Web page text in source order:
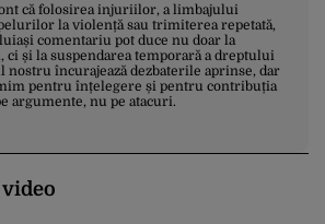
că folosirea injuriilor, a limbajului
la violență sau trimiterea repetată,
comentariu pot duce nu doar la
ci și la suspendarea temporară a dreptului
nostru încurajează dezbaterile aprinse, dar
pentru înțelegere și pentru contribuția
argumente, nu pe atacuri.